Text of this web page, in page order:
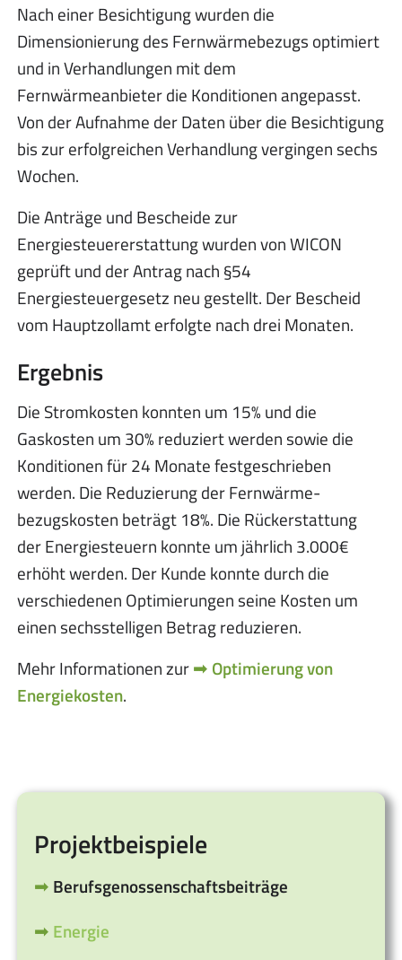
Nach einer Besichtigung wurden die
Dimensionierung des Fernwärmebezugs optimiert
und in Verhandlungen mit dem
Fernwärmeanbieter die Konditionen angepasst.
Von der Aufnahme der Daten über die Besichtigung
bis zur erfolgreichen Verhandlung vergingen sechs
Wochen.
Die Anträge und Bescheide zur
Energiesteuererstattung wurden von WICON
geprüft und der Antrag nach §54
Energiesteuergesetz neu gestellt. Der Bescheid
vom Hauptzollamt erfolgte nach drei Monaten.
Ergebnis
Die Stromkosten konnten um 15% und die
Gaskosten um 30% reduziert werden sowie die
Konditionen für 24 Monate festgeschrieben
werden. Die Reduzierung der Fernwärme-
bezugskosten beträgt 18%. Die Rückerstattung
der Energiesteuern konnte um jährlich 3.000€
erhöht werden. Der Kunde konnte durch die
verschiedenen Optimierungen seine Kosten um
einen sechsstelligen Betrag reduzieren.
Mehr Informationen zur
Optimierung von
Energiekosten.
Projektbeispiele
Berufsgenossenschaftsbeiträge
Energie